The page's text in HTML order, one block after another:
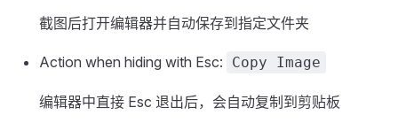
截图后打开编辑器并自动保存到指定文件夹
Action when hiding with Esc: Copy Image
编辑器中直接 Esc 退出后，会自动复制到剪贴板